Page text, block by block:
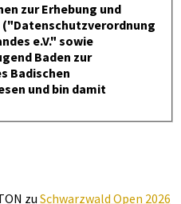
zur Erhebung und
e.V." sowie
Baden zur
Badischen
und bin damit
zu Schwarzwald Open 2026